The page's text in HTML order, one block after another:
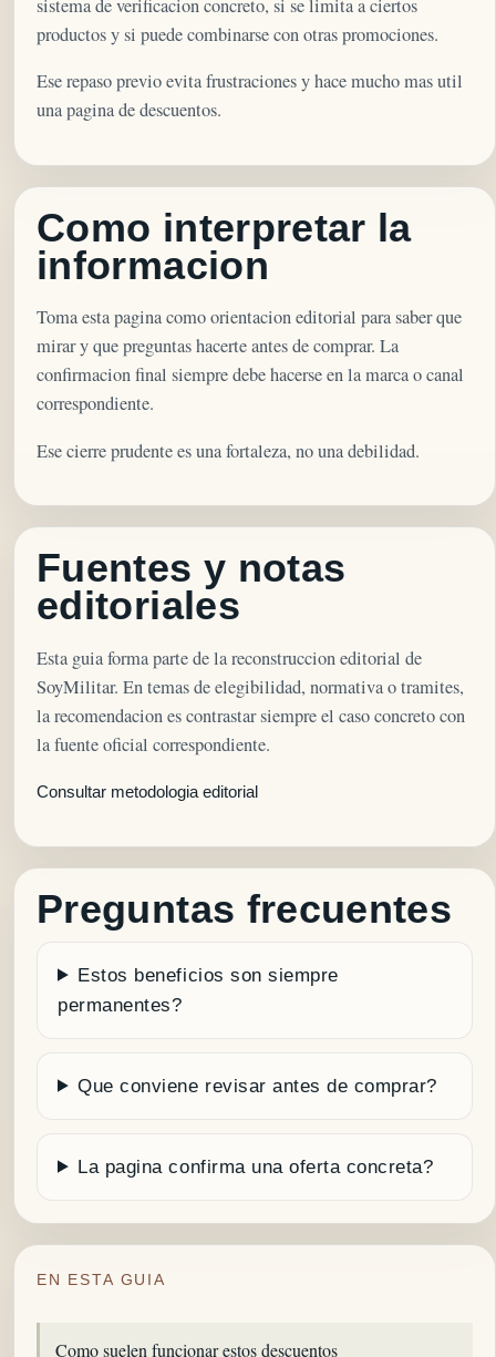
sistema de verificacion concreto, si se limita a ciertos
productos y si puede combinarse con otras promociones.
Ese repaso previo evita frustraciones y hace mucho mas util
una pagina de descuentos.
Como interpretar la
informacion
Toma esta pagina como orientacion editorial para saber que
mirar y que preguntas hacerte antes de comprar. La
confirmacion final siempre debe hacerse en la marca o canal
correspondiente.
Ese cierre prudente es una fortaleza, no una debilidad.
Fuentes y notas
editoriales
Esta guia forma parte de la reconstruccion editorial de
SoyMilitar. En temas de elegibilidad, normativa o tramites,
la recomendacion es contrastar siempre el caso concreto con
la fuente oficial correspondiente.
Consultar metodologia editorial
Preguntas frecuentes
Estos beneficios son siempre
permanentes?
Que conviene revisar antes de comprar?
La pagina confirma una oferta concreta?
EN ESTA GUIA
Como suelen funcionar estos descuentos